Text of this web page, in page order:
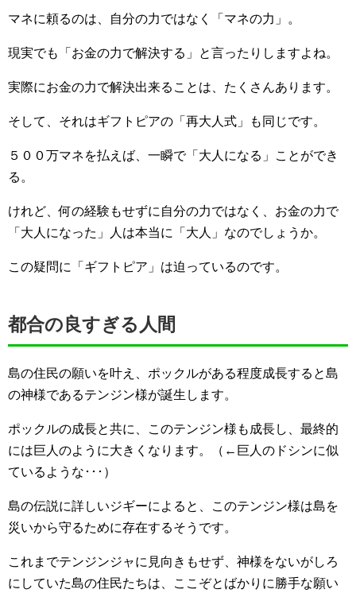
マネに頼るのは、自分の力ではなく「マネの力」。
現実でも「お金の力で解決する」と言ったりしますよね。
実際にお金の力で解決出来ることは、たくさんあります。
そして、それはギフトピアの「再大人式」も同じです。
５００万マネを払えば、一瞬で「大人になる」ことができ
る。
けれど、何の経験もせずに自分の力ではなく、お金の力で
「大人になった」人は本当に「大人」なのでしょうか。
この疑問に「ギフトピア」は迫っているのです。
都合の良すぎる人間
島の住民の願いを叶え、ポックルがある程度成長すると島
の神様であるテンジン様が誕生します。
ポックルの成長と共に、このテンジン様も成長し、最終的
には巨人のように大きくなります。（←巨人のドシンに似
ているような･･･）
島の伝説に詳しいジギーによると、このテンジン様は島を
災いから守るために存在するそうです。
これまでテンジンジャに見向きもせず、神様をないがしろ
にしていた島の住民たちは、ここぞとばかりに勝手な願い